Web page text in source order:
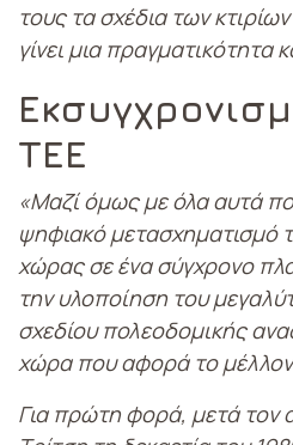
τους τα σχέδια των
γίνει μια πραγματικότητα
ΤΕΕ
«Μαζί όμως με όλα αυτά
ψηφιακό μετασχηματισμό
χώρας σε ένα σύγχρονο
την υλοποίηση του
σχεδίου πολεοδομικής
χώρα που αφορά το
Για πρώτη φορά, μετά τον